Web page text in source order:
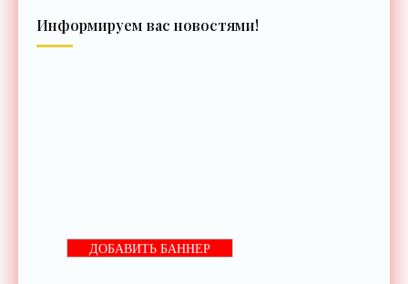
Информируем вас новостями!
ДОБАВИТЬ БАННЕР